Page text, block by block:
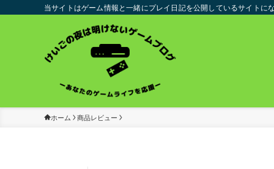
当サイトはゲーム情報と一緒にプレイ日記を公開しているサイトに
ホーム 商品レビュー